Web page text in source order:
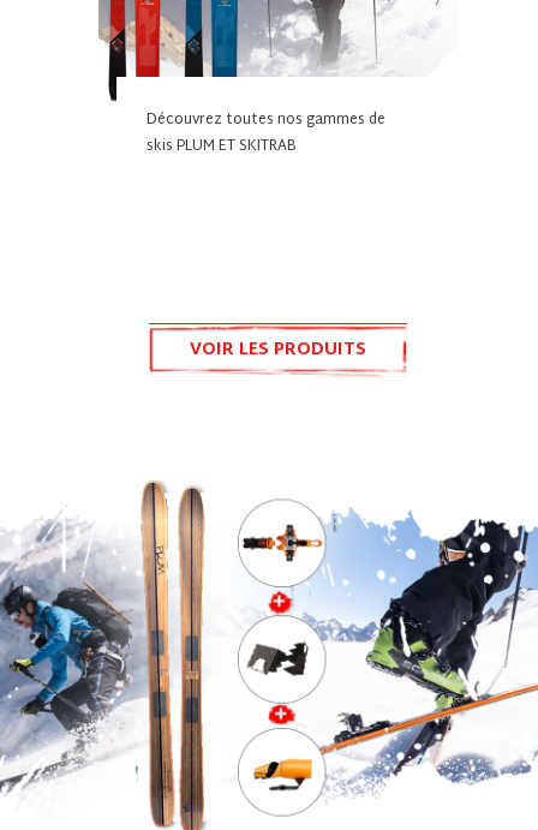
Découvrez toutes nos gammes de
skis PLUM ET SKITRAB
VOIR LES PRODUITS